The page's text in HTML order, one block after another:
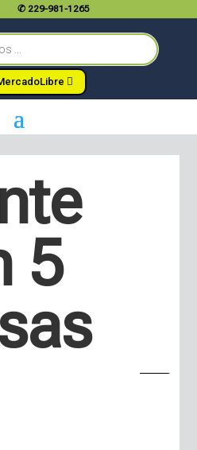
✆ 229-981-1265
5